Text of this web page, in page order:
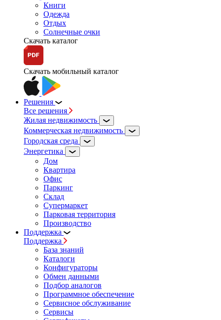
Книги
Одежда
Отдых
Солнечные очки
Скачать каталог
Скачать мобильный каталог
Решения
Все решения
Жилая недвижимость
Коммерческая недвижимость
Городская среда
Энергетика
Дом
Квартира
Офис
Паркинг
Склад
Супермаркет
Парковая территория
Производство
Поддержка
Поддержка
База знаний
Каталоги
Конфигураторы
Обмен данными
Подбор аналогов
Программное обеспечение
Сервисное обслуживание
Сервисы